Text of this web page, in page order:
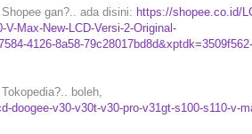
gan?.. ada disini: https://shopee.co.id/
V-Max-New-LCD-Versi-2-Original-
4126-8a58-
boleh,
doogee-v30-v30t-v30-pro-v31gt-s100-s110-v-